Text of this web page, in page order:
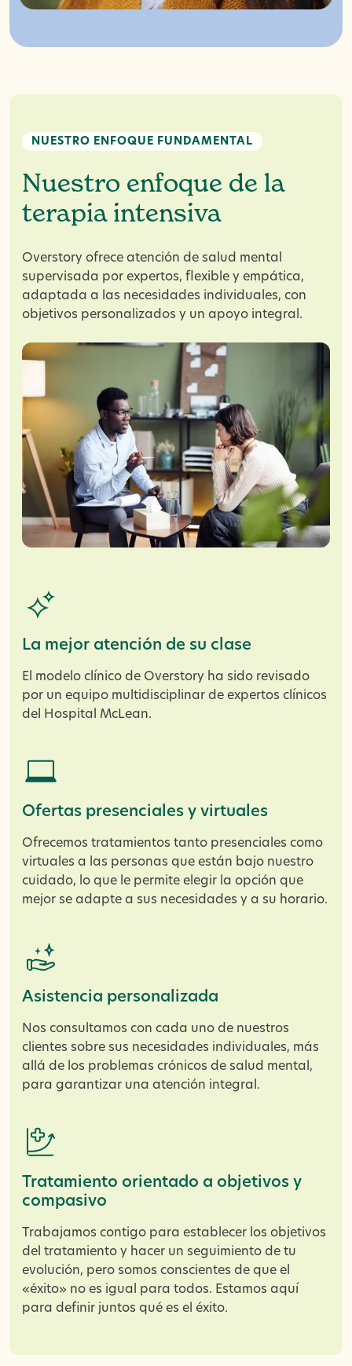
NUESTRO ENFOQUE FUNDAMENTAL
Nuestro enfoque de la
terapia intensiva
Overstory ofrece atención de salud mental
supervisada por expertos, flexible y empática,
adaptada a las necesidades individuales, con
objetivos personalizados y un apoyo integral.
La mejor atención de su clase
El modelo clínico de Overstory ha sido revisado
por un equipo multidisciplinar de expertos clínicos
del Hospital McLean.
Ofertas presenciales y virtuales
Ofrecemos tratamientos tanto presenciales como
virtuales a las personas que están bajo nuestro
cuidado, lo que le permite elegir la opción que
mejor se adapte a sus necesidades y a su horario.
Asistencia personalizada
Nos consultamos con cada uno de nuestros
clientes sobre sus necesidades individuales, más
allá de los problemas crónicos de salud mental,
para garantizar una atención integral.
Tratamiento orientado a objetivos y
compasivo
Trabajamos contigo para establecer los objetivos
del tratamiento y hacer un seguimiento de tu
evolución, pero somos conscientes de que el
«éxito» no es igual para todos. Estamos aquí
para definir juntos qué es el éxito.